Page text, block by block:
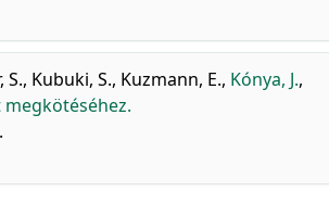
S., Kubuki, S., Kuzmann, E., Kónya, J.,